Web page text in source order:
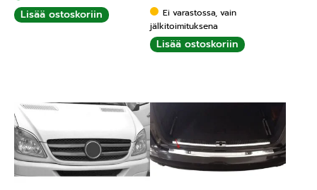
Lisää ostoskoriin
Ei varastossa, vain
jälkitoimituksena
Lisää ostoskoriin